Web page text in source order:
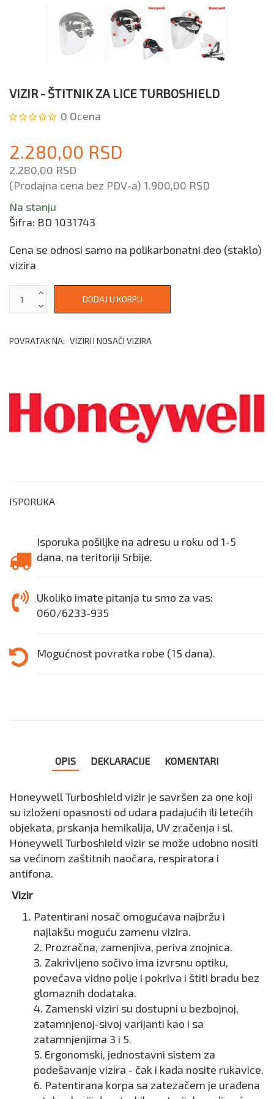
VIZIR - ŠTITNIK ZA LICE TURBOSHIELD
0 Ocena
2.280,00 RSD
2.280,00 RSD
(Prodajna cena bez PDV-a) 1.900,00 RSD
Na stanju
Šifra: BD 1031743
Cena se odnosi samo na polikarbonatni deo (staklo)
vizira
POVRATAK NA: VIZIRI I NOSAČI VIZIRA
ISPORUKA
Isporuka pošiljke na adresu u roku od 1-5
dana, na teritoriji Srbije.
Ukoliko imate pitanja tu smo za vas:
060/6233-935
Mogućnost povratka robe (15 dana).
OPIS DEKLARACIJE KOMENTARI
Honeywell Turboshield vizir je savršen za one koji
su izloženi opasnosti od udara padajućih ili letećih
objekata, prskanja hemikalija, UV zračenja i sl.
Honeywell Turboshield vizir se može udobno nositi
sa većinom zaštitnih naočara, respiratora i
antifona.
Vizir
Patentirani nosač omogućava najbržu i
najlakšu moguću zamenu vizira.
2. Prozračna, zamenjiva, periva znojnica.
3. Zakrivljeno sočivo ima izvrsnu optiku,
povećava vidno polje i pokriva i štiti bradu bez
glomaznih dodataka.
4. Zamenski viziri su dostupni u bezbojnoj,
zatamnjenoj-sivoj varijanti kao i sa
zatamnjenjima 3 i 5.
5. Ergonomski, jednostavni sistem za
podešavanje vizira - čak i kada nosite rukavice.
6. Patentirana korpa sa zatezačem je urađena